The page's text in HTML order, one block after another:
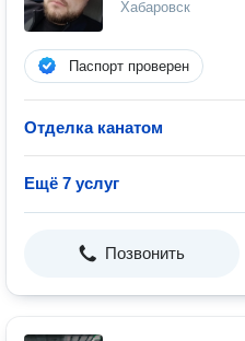
Хабаровск
Паспорт проверен
Отделка канатом
Ещё 7 услуг
Позвонить